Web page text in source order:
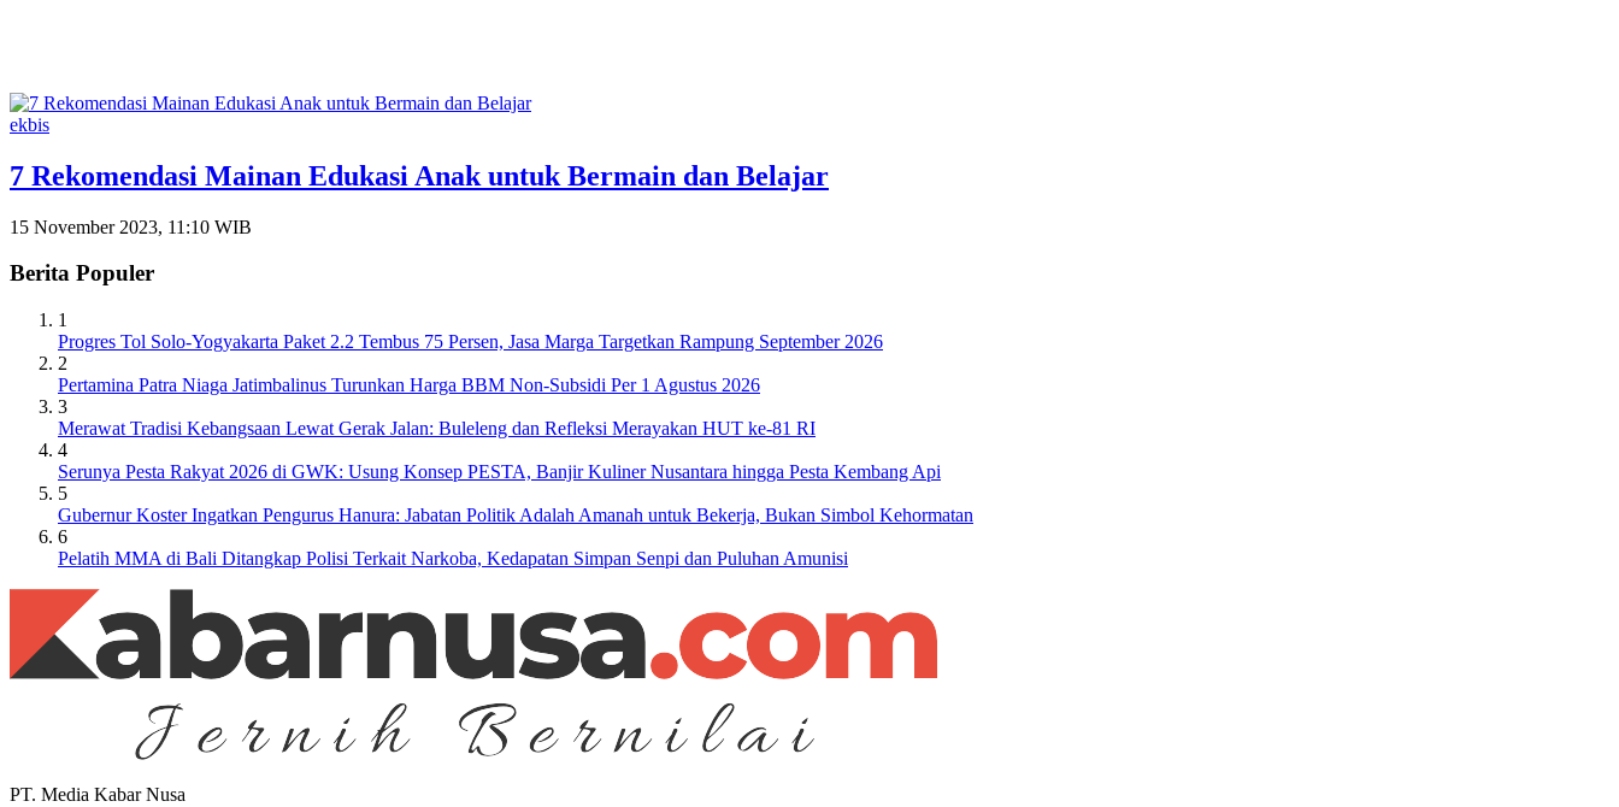
ekbis
7 Rekomendasi Mainan Edukasi Anak untuk Bermain dan Belajar
15 November 2023, 11:10 WIB
Berita Populer
1
Progres Tol Solo-Yogyakarta Paket 2.2 Tembus 75 Persen, Jasa Marga Targetkan Rampung September 2026
2
Pertamina Patra Niaga Jatimbalinus Turunkan Harga BBM Non-Subsidi Per 1 Agustus 2026
3
Merawat Tradisi Kebangsaan Lewat Gerak Jalan: Buleleng dan Refleksi Merayakan HUT ke-81 RI
4
Serunya Pesta Rakyat 2026 di GWK: Usung Konsep PESTA, Banjir Kuliner Nusantara hingga Pesta Kembang Api
5
Gubernur Koster Ingatkan Pengurus Hanura: Jabatan Politik Adalah Amanah untuk Bekerja, Bukan Simbol Kehormatan
6
Pelatih MMA di Bali Ditangkap Polisi Terkait Narkoba, Kedapatan Simpan Senpi dan Puluhan Amunisi
PT. Media Kabar Nusa